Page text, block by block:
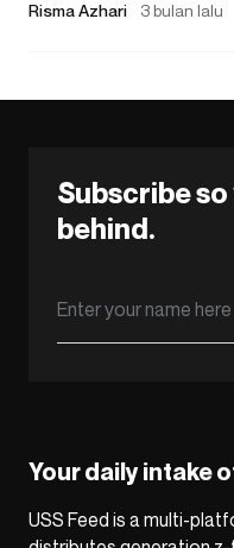
Risma Azhari 3 bulan lalu
Subscribe
behind.
Your daily intake
USS Feed is a multi-